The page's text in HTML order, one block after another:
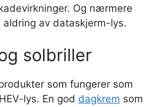
Og nærmere
av dataskjerm-lys.
solbriller
som fungerer som
lys. En god dagkrem som